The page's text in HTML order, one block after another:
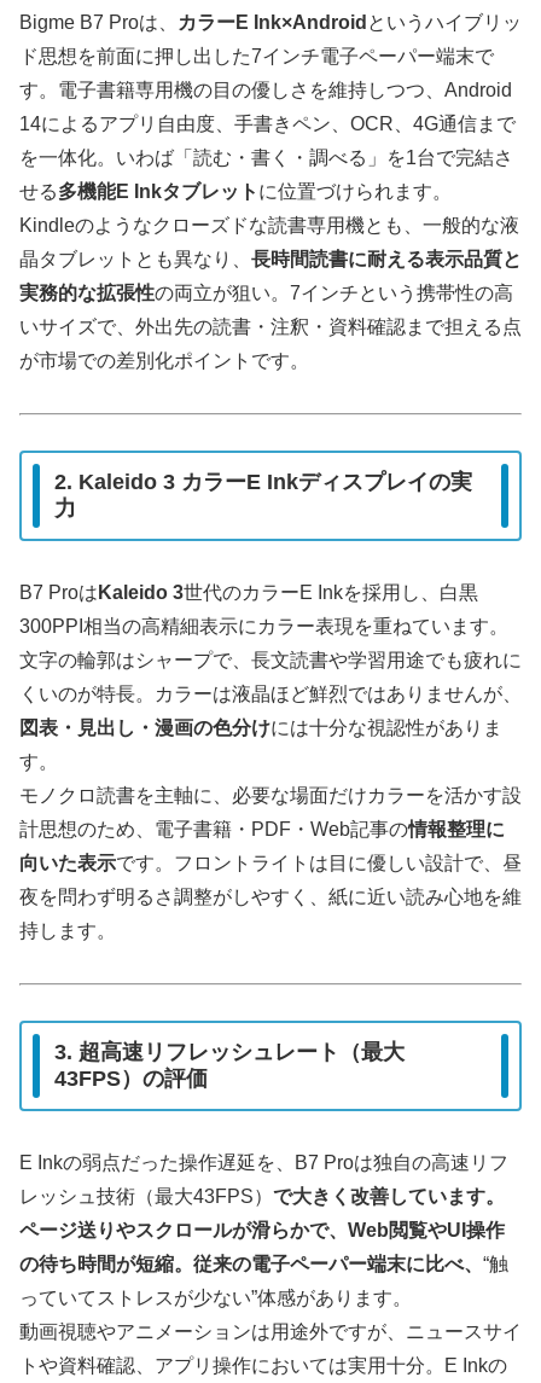
Bigme B7 Proは、 カラーE Ink×Android というハイブリッ
ド思想を前面に押し出した7インチ電子ペーパー端末で
す。電子書籍専用機の目の優しさを維持しつつ、Android
14によるアプリ自由度、手書きペン、OCR、4G通信まで
を一体化。いわば「読む・書く・調べる」を1台で完結さ
せる多機能E Inkタブレット に位置づけられます。
Kindleのようなクローズドな読書専用機とも、一般的な液
晶タブレットとも異なり、 長時間読書に耐える表示品質と
実務的な拡張性の両立が狙い。7インチという携帯性の高
いサイズで、外出先の読書・注釈・資料確認まで担える点
が市場での差別化ポイントです。
2. Kaleido 3 カラーE Inkディスプレイの実
力
B7 Proは Kaleido 3世代のカラーE Inkを採用し、白黒
300PPI相当の高精細表示にカラー表現を重ねています。
文字の輪郭はシャープで、長文読書や学習用途でも疲れに
くいのが特長。カラーは液晶ほど鮮烈ではありませんが、
図表・見出し・漫画の色分けには十分な視認性がありま
す。
モノクロ読書を主軸に、必要な場面だけカラーを活かす設
計思想のため、電子書籍・PDF・Web記事の情報整理に
向いた表示です。フロントライトは目に優しい設計で、昼
夜を問わず明るさ調整がしやすく、紙に近い読み心地を維
持します。
3. 超高速リフレッシュレート（最大
43FPS）の評価
E Inkの弱点だった操作遅延を、B7 Proは独自の高速リフ
レッシュ技術（最大43FPS） で大きく改善しています。
ページ送りやスクロールが滑らかで、Web閲覧やUI操作
の待ち時間が短縮。従来の電子ペーパー端末に比べ、 “触
っていてストレスが少ない”体感があります。
動画視聴やアニメーションは用途外ですが、ニュースサイ
トや資料確認、アプリ操作においては実用十分。E Inkの